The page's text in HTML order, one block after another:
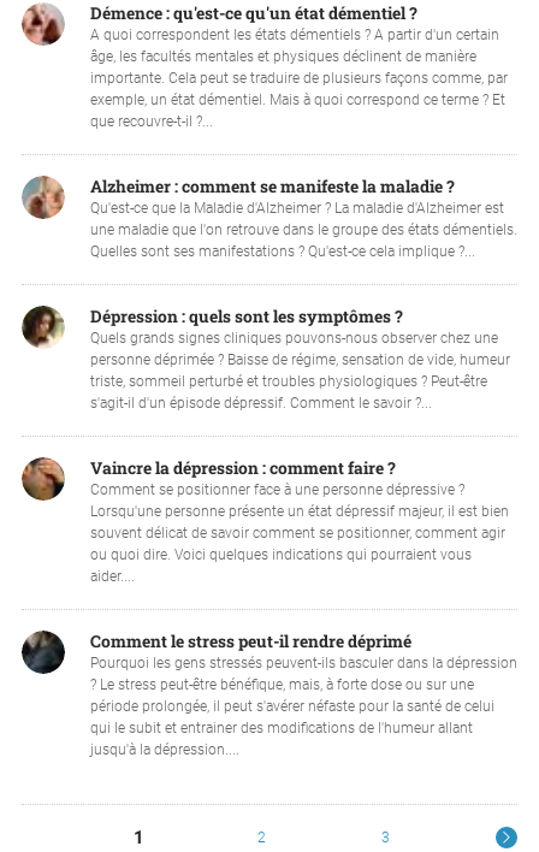
Démence : qu'est-ce qu'un état démentiel ?
A quoi correspondent les états démentiels ? A partir d'un certain
âge, les facultés mentales et physiques déclinent de manière
importante. Cela peut se traduire de plusieurs façons comme, par
exemple, un état démentiel. Mais à quoi correspond ce terme ? Et
que recouvre-t-il ?...
Alzheimer : comment se manifeste la maladie ?
Qu'est-ce que la Maladie d'Alzheimer ? La maladie d'Alzheimer est
une maladie que l'on retrouve dans le groupe des états démentiels.
Quelles sont ses manifestations ? Qu'est-ce cela implique ?...
Dépression : quels sont les symptômes ?
Quels grands signes cliniques pouvons-nous observer chez une
personne déprimée ? Baisse de régime, sensation de vide, humeur
triste, sommeil perturbé et troubles physiologiques ? Peut-être
s'agit-il d'un épisode dépressif. Comment le savoir ?...
Vaincre la dépression : comment faire ?
Comment se positionner face à une personne dépressive ?
Lorsqu'une personne présente un état dépressif majeur, il est bien
souvent délicat de savoir comment se positionner, comment agir
ou quoi dire. Voici quelques indications qui pourraient vous
aider....
Comment le stress peut-il rendre déprimé
Pourquoi les gens stressés peuvent-ils basculer dans la dépression
? Le stress peut-être bénéfique, mais, à forte dose ou sur une
période prolongée, il peut s'avérer néfaste pour la santé de celui
qui le subit et entrainer des modifications de l'humeur allant
jusqu'à la dépression....
1 2 3